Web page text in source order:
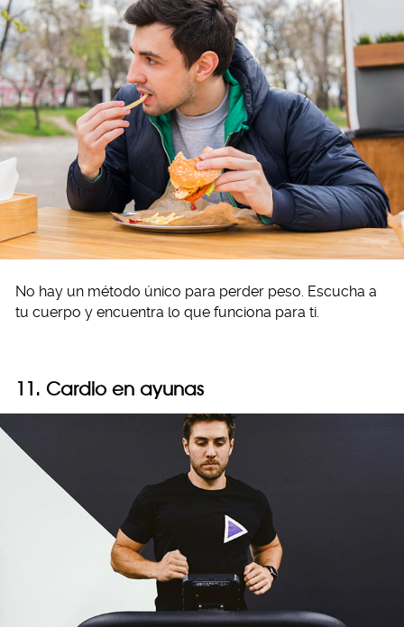
No hay un método único para perder peso. Escucha a
tu cuerpo y encuentra lo que funciona para ti.
11. Cardio en ayunas